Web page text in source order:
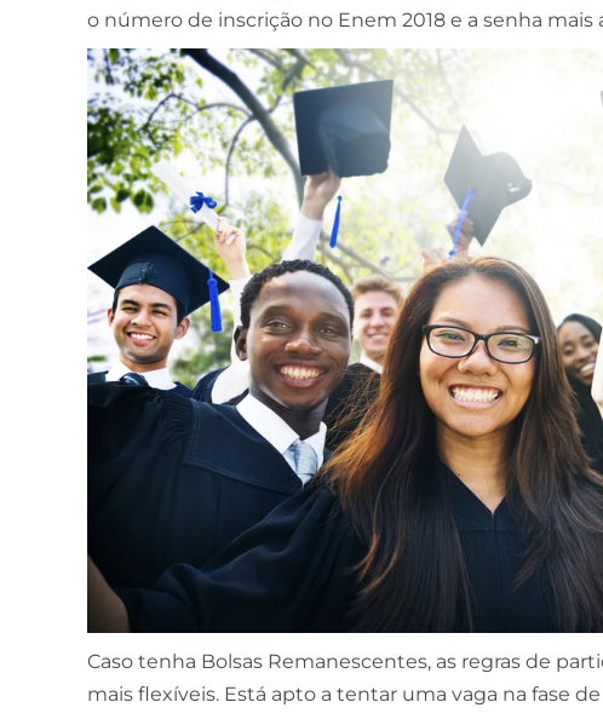
o número de inscrição no Enem 2018 e a senha
Caso tenha Bolsas Remanescentes, as regras de
mais flexíveis. Está apto a tentar uma vaga na fase